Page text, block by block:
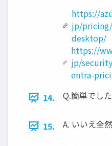
https://
jp/
desktop/
https://
jp/
entra-
14.
Q.簡単でし
15. A. いいえ全然